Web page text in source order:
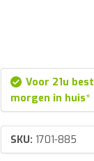
Voor 21u
morgen in huis*
SKU: 1701-885